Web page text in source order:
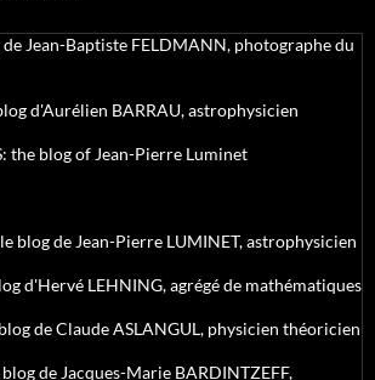
Jean-Baptiste FELDMANN, photographe du
d'Aurélien BARRAU, astrophysicien
the blog of Jean-Pierre Luminet
blog de Jean-Pierre LUMINET, astrophysicien
d'Hervé LEHNING, agrégé de mathématiques
de Claude ASLANGUL, physicien théoricien
de Jacques-Marie BARDINTZEFF,